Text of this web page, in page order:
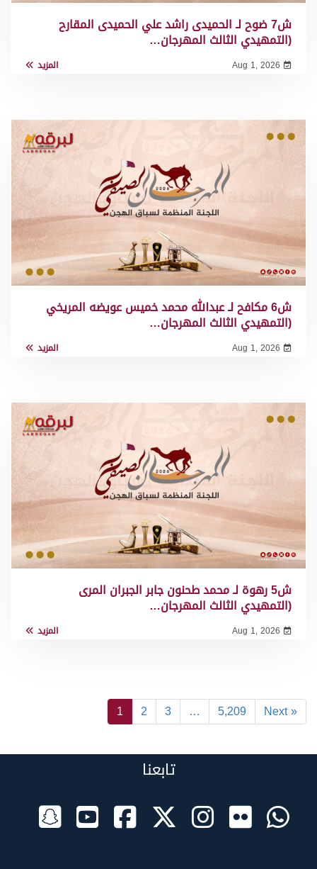
ش7 ضوح لـ الحميدى راشد علي الحميدى المقارح
(التمهيدي الثالث المهرجان…
Aug 1, 2026 المزيد
ش6 مكافح لـ عبدالله محمد خميس عويضه المريخي
(التمهيدي الثالث المهرجان…
Aug 1, 2026 المزيد
ش5 رهوة لـ محمد طحنون جابر الجبران المرى
(التمهيدي الثالث المهرجان…
Aug 1, 2026 المزيد
1 2 3 … 5,209 Next »
تابعنا